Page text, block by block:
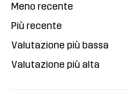
Meno recente
Più recente
Valutazione più bassa
Valutazione più alta